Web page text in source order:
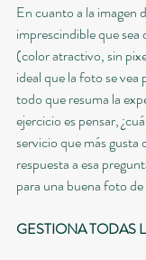
En cuanto a la imagen
imprescindible que sea
(color atractivo, sin
ideal que la foto se
todo que resuma la
ejercicio es pensar,
servicio que más
respuesta a esa
para una buena foto
GESTIONA TODAS